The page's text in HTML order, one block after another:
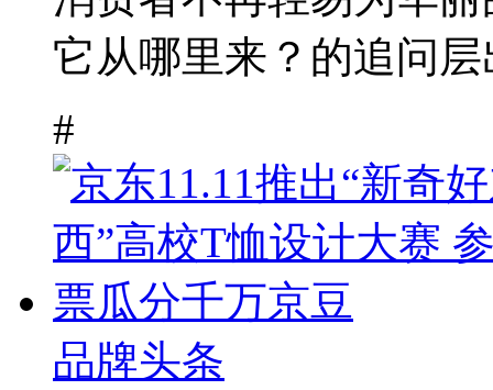
它从哪里来？的追问
#
品牌头条